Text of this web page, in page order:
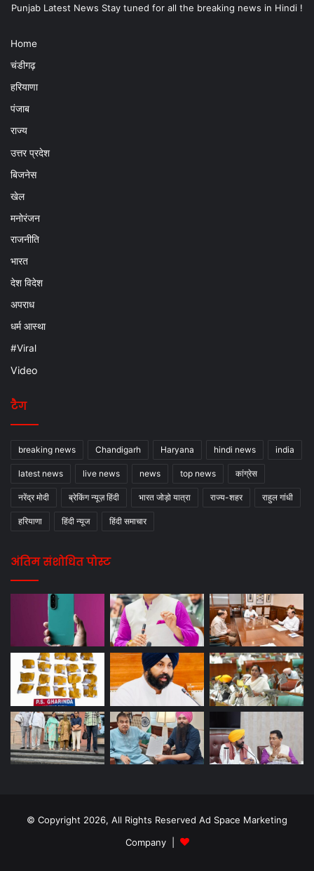
Punjab Latest News Stay tuned for all the breaking news in Hindi !
Home
चंडीगढ़
हरियाणा
पंजाब
राज्य
उत्तर प्रदेश
बिजनेस
खेल
मनोरंजन
राजनीति
भारत
देश विदेश
अपराध
धर्म आस्था
#Viral
Video
टैग
breaking news Chandigarh Haryana hindi news india
latest news live news news top news कांग्रेस
नरेंद्र मोदी ब्रेकिंग न्यूज़ हिंदी भारत जोड़ो यात्रा राज्य-शहर राहुल गांधी
हरियाणा हिंदी न्यूज हिंदी समाचार
अंतिम संशोधित पोस्ट
© Copyright 2026, All Rights Reserved Ad Space Marketing
Company |